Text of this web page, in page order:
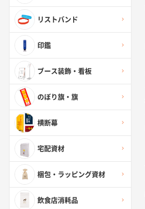
リストバンド
印鑑
ブース装飾・看板
のぼり旗・旗
横断幕
宅配資材
梱包・ラッピング資材
飲食店消耗品